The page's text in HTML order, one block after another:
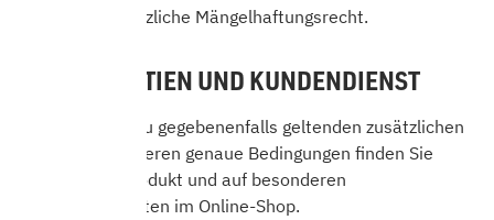
Es gilt das gesetzliche Mängelhaftungsrecht.
10.2 GARANTIEN UND KUNDENDIENST
Informationen zu gegebenenfalls geltenden zusätzlichen
Garantien und deren genaue Bedingungen finden Sie
jeweils beim Produkt und auf besonderen
Informationsseiten im Online-Shop.